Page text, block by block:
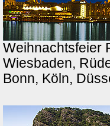
Weihnachtsfeier
Wiesbaden,
Bonn, Köln,